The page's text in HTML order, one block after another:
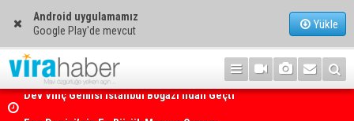
Android uygulamamız
Google Play'de mevcut
Yükle